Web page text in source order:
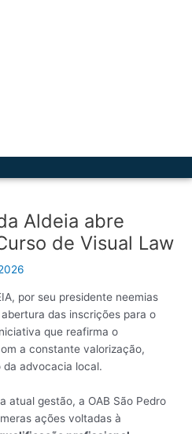
Aldeia abre
de Visual Law
por seu presidente neemias
das inscrições para o
que reafirma o
a constante valorização,
advocacia local.
atual gestão, a OAB São Pedro
ações voltadas à